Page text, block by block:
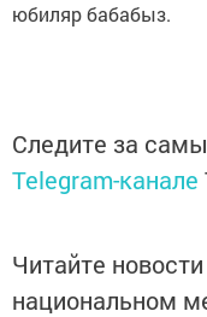
юбиляр бабабыз.
Следите за
Telegram-канале
Читайте
национальном